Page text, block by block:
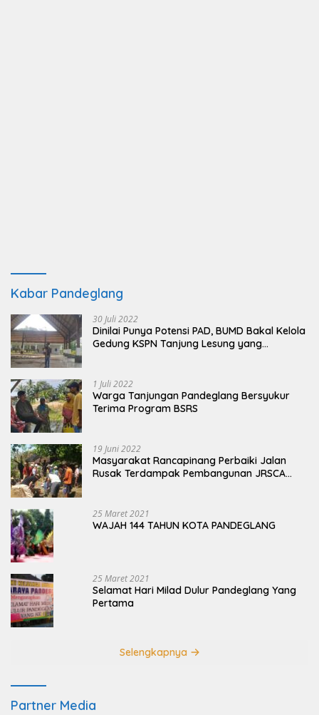
Kabar Pandeglang
30 Juli 2022
Dinilai Punya Potensi PAD, BUMD Bakal Kelola
Gedung KSPN Tanjung Lesung yang
1 Juli 2022
Warga Tanjungan Pandeglang Bersyukur
Terima Program BSRS
19 Juni 2022
Masyarakat Rancapinang Perbaiki Jalan
Rusak Terdampak Pembangunan JRSCA
25 Maret 2021
WAJAH 144 TAHUN KOTA PANDEGLANG
25 Maret 2021
Selamat Hari Milad Dulur Pandeglang Yang
Pertama
Selengkapnya
Partner Media